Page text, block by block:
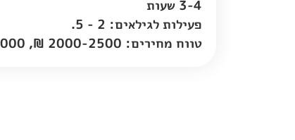
3-4 שעות
פעילות לגילאים: 2 - 5.
טווח מחירים: 2000-2500 ₪, 2500-3000 ₪